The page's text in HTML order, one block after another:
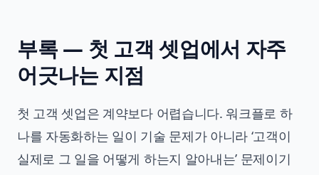
부록 — 첫 고객 셋업에서 자주
어긋나는 지점
첫 고객 셋업은 계약보다 어렵습니다. 워크플로 하
나를 자동화하는 일이 기술 문제가 아니라 ‘고객이
실제로 그 일을 어떻게 하는지 알아내는’ 문제이기